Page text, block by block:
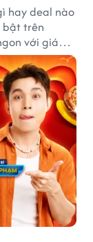
hay deal nào
bật trên
với giá